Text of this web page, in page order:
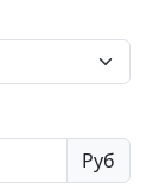
Руб